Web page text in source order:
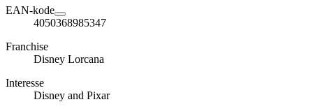
EAN-kode
4050368985347
Franchise
Disney Lorcana
Interesse
Disney and Pixar